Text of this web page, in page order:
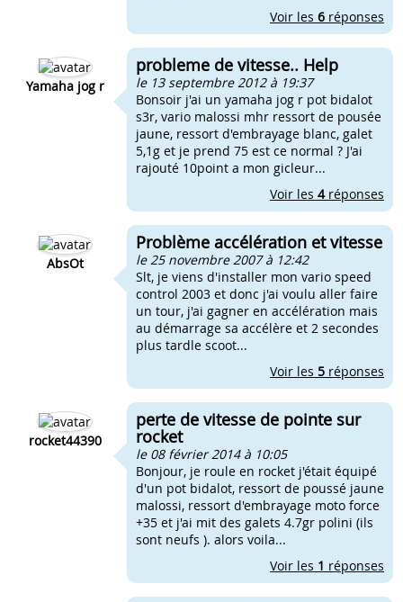
Voir les 6 réponses
Yamaha jog r
probleme de vitesse.. Help
le 13 septembre 2012 à 19:37
Bonsoir j'ai un yamaha jog r pot bidalot
s3r, vario malossi mhr ressort de pousée
jaune, ressort d'embrayage blanc, galet
5,1g et je prend 75 est ce normal ? J'ai
rajouté 10point a mon gicleur...
Voir les 4réponses
AbsOt
Problème accélération et vitesse
le 25 novembre 2007 à 12:42
Slt, je viens d'installer mon vario speed
control 2003 et donc j'ai voulu aller faire
un tour, j'ai gagner en accélération mais
au démarrage sa accélère et 2 secondes
plus tardle scoot...
Voir les 5 réponses
rocket44390
perte de vitesse de pointe sur
rocket
le 08 février 2014 à 10:05
Bonjour, je roule en rocket j'était équipé
d'un pot bidalot, ressort de poussé jaune
malossi, ressort d'embrayage moto force
+35 et j'ai mit des galets 4.7gr polini (ils
sont neufs ). alors voila...
Voir les 1 réponses